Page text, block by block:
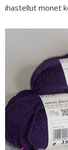
ihastellut monet